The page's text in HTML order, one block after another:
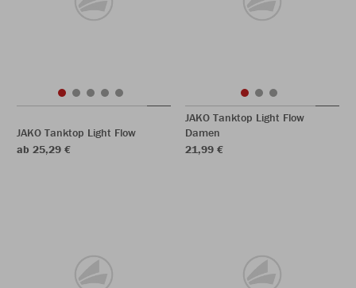
JAKO Tanktop Light Flow
ab 25,29 €
JAKO Tanktop Light Flow
Damen
21,99 €